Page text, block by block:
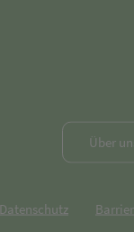
Über
Datenschutz